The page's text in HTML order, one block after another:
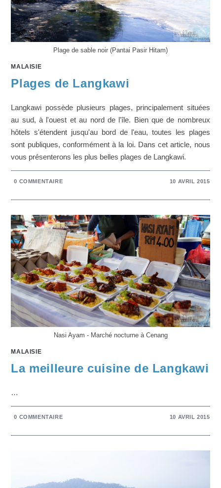
Plage de sable noir (Pantai Pasir Hitam)
MALAISIE
Plages de Langkawi
Langkawi possède plusieurs plages, principalement situées
au sud, à l'ouest et au nord de l'île. Bien que de nombreux
hôtels s'étendent jusqu'au bord de l'eau, toutes les plages
sont publiques, conformément à la loi. Dans cet article, nous
vous présenterons les plus belles plages de Langkawi.
0 COMMENTAIRE 10 AVRIL 2015
Nasi Ayam - Marché nocturne à Cenang
MALAISIE
La meilleure cuisine de Langkawi
…
0 COMMENTAIRE 10 AVRIL 2015